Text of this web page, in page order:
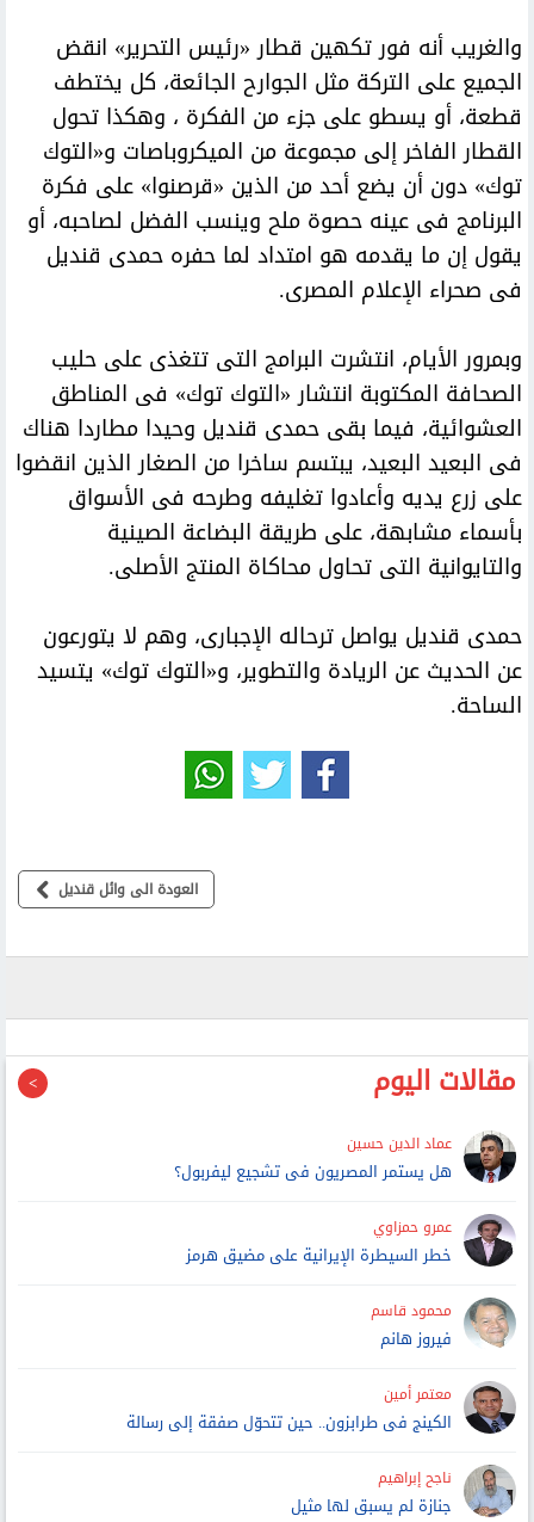
والغريب أنه فور تكهين قطار «رئيس التحرير» انقض
الجميع على التركة مثل الجوارح الجائعة، كل يختطف
قطعة، أو يسطو على جزء من الفكرة ، وهكذا تحول
القطار الفاخر إلى مجموعة من الميكروباصات و«التوك
توك» دون أن يضع أحد من الذين «قرصنوا» على فكرة
البرنامج فى عينه حصوة ملح وينسب الفضل لصاحبه، أو
يقول إن ما يقدمه هو امتداد لما حفره حمدى قنديل
فى صحراء الإعلام المصرى.
وبمرور الأيام، انتشرت البرامج التى تتغذى على حليب
الصحافة المكتوبة انتشار «التوك توك» فى المناطق
العشوائية، فيما بقى حمدى قنديل وحيدا مطاردا هناك
فى البعيد البعيد، يبتسم ساخرا من الصغار الذين انقضوا
على زرع يديه وأعادوا تغليفه وطرحه فى الأسواق
بأسماء مشابهة، على طريقة البضاعة الصينية
والتايوانية التى تحاول محاكاة المنتج الأصلى.
حمدى قنديل يواصل ترحاله الإجبارى، وهم لا يتورعون
عن الحديث عن الريادة والتطوير، و«التوك توك» يتسيد
الساحة.
العودة الى وائل قنديل
مقالات اليوم
عماد الدين حسين
هل يستمر المصريون فى تشجيع ليفربول؟
عمرو حمزاوي
خطر السيطرة الإيرانية على مضيق هرمز
محمود قاسم
فيروز هانم
معتمر أمين
الكينج فى طرابزون.. حين تتحوّل صفقة إلى رسالة
ناجح إبراهيم
جنازة لم يسبق لها مثيل